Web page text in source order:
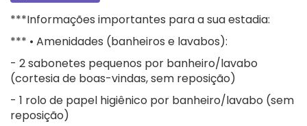
***Informações importantes para a sua estadia:
*** • Amenidades (banheiros e lavabos):
- 2 sabonetes pequenos por banheiro/lavabo
(cortesia de boas-vindas, sem reposição)
- 1 rolo de papel higiênico por banheiro/lavabo (sem
reposição)